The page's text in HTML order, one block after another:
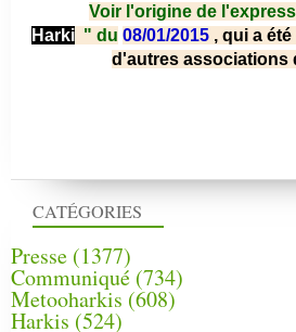
CATÉGORIES
Presse (1377)
Communiqué (734)
Metooharkis (608)
Harkis (524)
Voir l'origine de
Harki " du 08/01/2015 , qui a
d'autres associations